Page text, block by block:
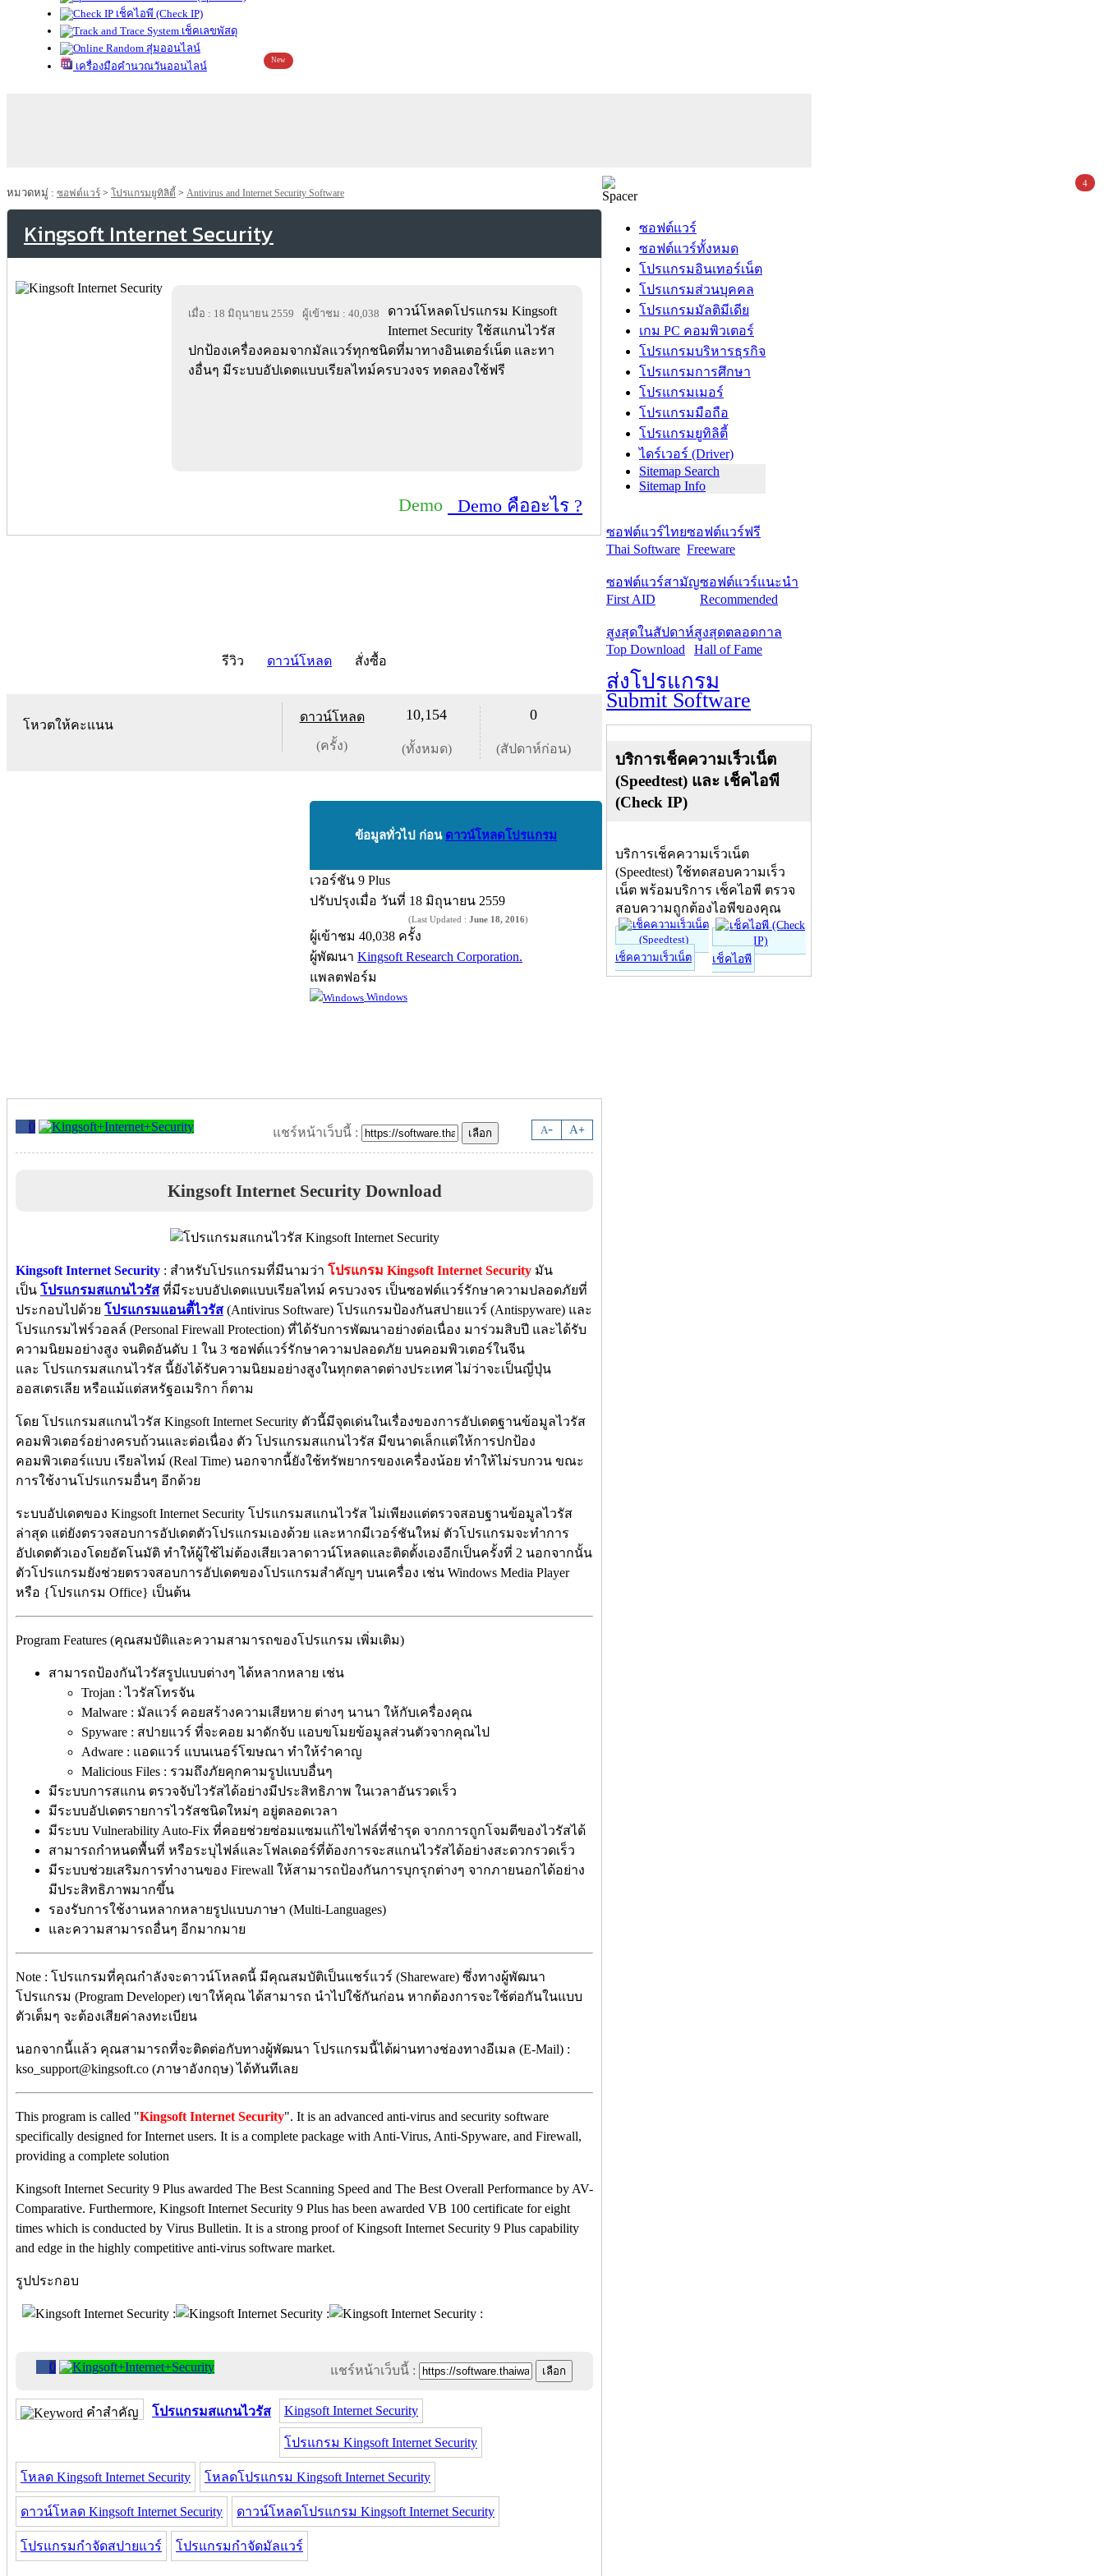
เช็คไอพี (Check IP)
เช็คเลขพัสดุ
สุ่มออนไลน์
เครื่องมือคำนวณวันออนไลน์
New
หมวดหมู่ : ซอฟต์แวร์ > โปรแกรมยูทิลิตี้ > Antivirus and Internet Security Software
Kingsoft Internet Security
เมื่อ : 18 มิถุนายน 2559 ผู้เข้าชม : 40,038
ดาวน์โหลดโปรแกรม Kingsoft
Internet Security ใช้สแกนไวรัส
ปกป้องเครื่องคอมจากมัลแวร์ทุกชนิดที่มาทางอินเตอร์เน็ต และทา
งอื่นๆ มีระบบอัปเดตแบบเรียลไทม์ครบวงจร ทดลองใช้ฟรี
Demo Demo คืออะไร ?
รีวิว ดาวน์โหลด สั่งซื้อ
โหวตให้คะแนน
ดาวน์โหลด
(ครั้ง)
10,154
(ทั้งหมด)
0
(สัปดาห์ก่อน)
ข้อมูลทั่วไป ก่อน ดาวน์โหลดโปรแกรม
เวอร์ชัน 9 Plus
ปรับปรุงเมื่อ วันที่ 18 มิถุนายน 2559
(Last Updated : June 18, 2016)
ผู้เข้าชม 40,038 ครั้ง
ผู้พัฒนา Kingsoft Research Corporation.
แพลตฟอร์ม
Windows
0 A- A+
แชร์หน้าเว็บนี้ :
Kingsoft Internet Security Download
Kingsoft Internet Security : สำหรับโปรแกรมที่มีนามว่า โปรแกรม Kingsoft Internet Security มัน
เป็น โปรแกรมสแกนไวรัส ที่มีระบบอัปเดตแบบเรียลไทม์ ครบวงจร เป็นซอฟต์แวร์รักษาความปลอดภัยที่
ประกอบไปด้วย โปรแกรมแอนตี้ไวรัส (Antivirus Software) โปรแกรมป้องกันสปายแวร์ (Antispyware) และ
โปรแกรมไฟร์วอลล์ (Personal Firewall Protection) ที่ได้รับการพัฒนาอย่างต่อเนื่อง มาร่วมสิบปี และได้รับ
ความนิยมอย่างสูง จนติดอันดับ 1 ใน 3 ซอฟต์แวร์รักษาความปลอดภัย บนคอมพิวเตอร์ในจีน
และ โปรแกรมสแกนไวรัส นี้ยังได้รับความนิยมอย่างสูงในทุกตลาดต่างประเทศ ไม่ว่าจะเป็นญี่ปุ่น
ออสเตรเลีย หรือแม้แต่สหรัฐอเมริกา ก็ตาม
โดย โปรแกรมสแกนไวรัส Kingsoft Internet Security ตัวนี้มีจุดเด่นในเรื่องของการอัปเดตฐานข้อมูลไวรัส
คอมพิวเตอร์อย่างครบถ้วนและต่อเนื่อง ตัว โปรแกรมสแกนไวรัส มีขนาดเล็กแต่ให้การปกป้อง
คอมพิวเตอร์แบบ เรียลไทม์ (Real Time) นอกจากนี้ยังใช้ทรัพยากรของเครื่องน้อย ทำให้ไม่รบกวน ขณะ
การใช้งานโปรแกรมอื่นๆ อีกด้วย
ระบบอัปเดตของ Kingsoft Internet Security โปรแกรมสแกนไวรัส ไม่เพียงแต่ตรวจสอบฐานข้อมูลไวรัส
ล่าสุด แต่ยังตรวจสอบการอัปเดตตัวโปรแกรมเองด้วย และหากมีเวอร์ชันใหม่ ตัวโปรแกรมจะทำการ
อัปเดตตัวเองโดยอัตโนมัติ ทำให้ผู้ใช้ไม่ต้องเสียเวลาดาวน์โหลดและติดตั้งเองอีกเป็นครั้งที่ 2 นอกจากนั้น
ตัวโปรแกรมยังช่วยตรวจสอบการอัปเดตของโปรแกรมสำคัญๆ บนเครื่อง เช่น Windows Media Player
หรือ {โปรแกรม Office} เป็นต้น
Program Features (คุณสมบัติและความสามารถของโปรแกรม เพิ่มเติม)
สามารถป้องกันไวรัสรูปแบบต่างๆ ได้หลากหลาย เช่น
Trojan : ไวรัสโทรจัน
Malware : มัลแวร์ คอยสร้างความเสียหาย ต่างๆ นานา ให้กับเครื่องคุณ
Spyware : สปายแวร์ ที่จะคอย มาดักจับ แอบขโมยข้อมูลส่วนตัวจากคุณไป
Adware : แอดแวร์ แบนเนอร์โฆษณา ทำให้รำคาญ
Malicious Files : รวมถึงภัยคุกคามรูปแบบอื่นๆ
มีระบบการสแกน ตรวจจับไวรัสได้อย่างมีประสิทธิภาพ ในเวลาอันรวดเร็ว
มีระบบอัปเดตรายการไวรัสชนิดใหม่ๆ อยู่ตลอดเวลา
มีระบบ Vulnerability Auto-Fix ที่คอยช่วยซ่อมแซมแก้ไขไฟล์ที่ชำรุด จากการถูกโจมตีของไวรัสได้
สามารถกำหนดพื้นที่ หรือระบุไฟล์และโฟลเดอร์ที่ต้องการจะสแกนไวรัสได้อย่างสะดวกรวดเร็ว
มีระบบช่วยเสริมการทำงานของ Firewall ให้สามารถป้องกันการบุกรุกต่างๆ จากภายนอกได้อย่าง
มีประสิทธิภาพมากขึ้น
รองรับการใช้งานหลากหลายรูปแบบภาษา (Multi-Languages)
และความสามารถอื่นๆ อีกมากมาย
Note : โปรแกรมที่คุณกำลังจะดาวน์โหลดนี้ มีคุณสมบัติเป็นแชร์แวร์ (Shareware) ซึ่งทางผู้พัฒนา
โปรแกรม (Program Developer) เขาให้คุณ ได้สามารถ นำไปใช้กันก่อน หากต้องการจะใช้ต่อกันในแบบ
ตัวเต็มๆ จะต้องเสียค่าลงทะเบียน
นอกจากนี้แล้ว คุณสามารถที่จะติดต่อกับทางผู้พัฒนา โปรแกรมนี้ได้ผ่านทางช่องทางอีเมล (E-Mail) :
kso_support@kingsoft.co (ภาษาอังกฤษ) ได้ทันทีเลย
This program is called "Kingsoft Internet Security". It is an advanced anti-virus and security software
specifically designed for Internet users. It is a complete package with Anti-Virus, Anti-Spyware, and Firewall,
providing a complete solution
Kingsoft Internet Security 9 Plus awarded The Best Scanning Speed and The Best Overall Performance by AV-
Comparative. Furthermore, Kingsoft Internet Security 9 Plus has been awarded VB 100 certificate for eight
times which is conducted by Virus Bulletin. It is a strong proof of Kingsoft Internet Security 9 Plus capability
and edge in the highly competitive anti-virus software market.
รูปประกอบ
0 แชร์หน้าเว็บนี้ :
คำสำคัญ โปรแกรมสแกนไวรัส Kingsoft Internet Security
โปรแกรม Kingsoft Internet Security
โหลด Kingsoft Internet Security โหลดโปรแกรม Kingsoft Internet Security
ดาวน์โหลด Kingsoft Internet Security ดาวน์โหลดโปรแกรม Kingsoft Internet Security
โปรแกรมกำจัดสปายแวร์ โปรแกรมกำจัดมัลแวร์
ซอฟต์แวร์
ซอฟต์แวร์ทั้งหมด
โปรแกรมอินเทอร์เน็ต
โปรแกรมส่วนบุคคล
โปรแกรมมัลติมีเดีย
เกม PC คอมพิวเตอร์
โปรแกรมบริหารธุรกิจ
โปรแกรมการศึกษา
โปรแกรมเมอร์
โปรแกรมมือถือ
โปรแกรมยูทิลิตี้
ไดร์เวอร์ (Driver)
Sitemap Search
Sitemap Info
ซอฟต์แวร์ไทย
Thai Software
ซอฟต์แวร์ฟรี
Freeware
ซอฟต์แวร์สามัญ
First AID
ซอฟต์แวร์แนะนำ
Recommended
สูงสุดในสัปดาห์
Top Download
สูงสุดตลอดกาล
Hall of Fame
ส่งโปรแกรม
Submit Software
บริการเช็คความเร็วเน็ต
(Speedtest) และ เช็คไอพี
(Check IP)
บริการเช็คความเร็วเน็ต
(Speedtest) ใช้ทดสอบความเร็ว
เน็ต พร้อมบริการ เช็คไอพี ตรวจ
สอบความถูกต้องไอพีของคุณ
เช็คความเร็วเน็ต เช็คไอพี
4